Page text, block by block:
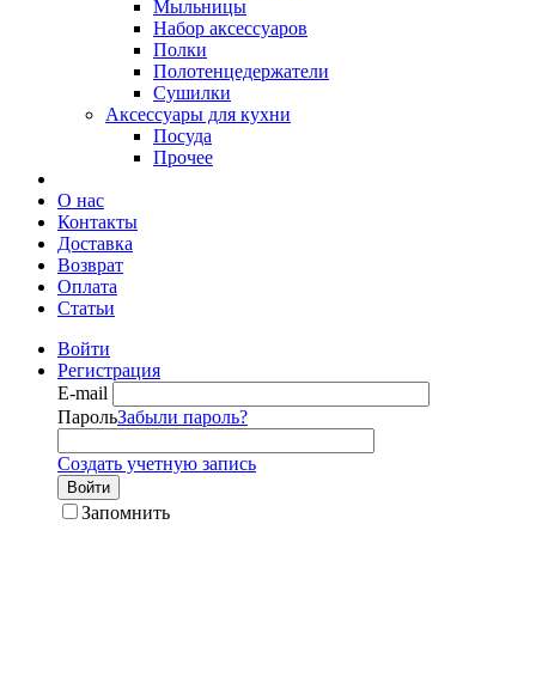
Мыльницы
Набор аксессуаров
Полки
Полотенцедержатели
Сушилки
Аксессуары для кухни
Посуда
Прочее
О нас
Контакты
Доставка
Возврат
Оплата
Статьи
Войти
Регистрация
E-mail
ПарольЗабыли пароль?
Создать учетную запись
Войти
Запомнить